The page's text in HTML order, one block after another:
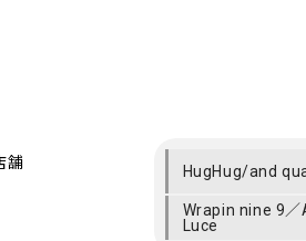
and quarter（アンドクウォーター）
Our.（アワードット）
舗 HugHug/and
Wrapin nine 9
Luce